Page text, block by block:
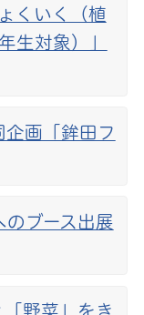
くいく（植
生対象）」
画「鉾田フ
ブース出展
野菜」をき